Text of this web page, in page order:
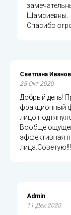
Шамсиевны.
Спасибо
Светлана
25 Окт 2020
Добрый день!
фракционный
лицо
Вообще
эффективная
лица.Советую!!!
Admin
11 Дек 2020